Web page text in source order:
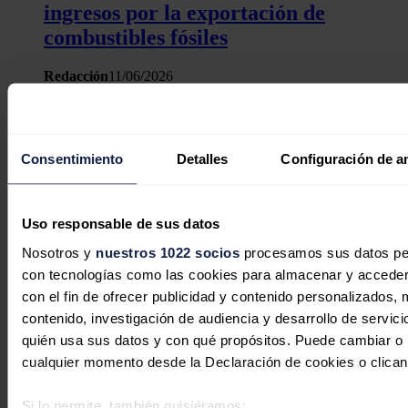
Consentimiento Detalles Configuración de
Uso responsable de sus datos
Nosotros y nuestros 1022 sociosprocesamos sus datos
con tecnologías como las cookies para almacenar y
con el fin de ofrecer publicidad y contenido personalizados,
contenido, investigación de audiencia y desarrollo de
quién usa sus datos y con qué propósitos. Puede cambiar
cualquier momento desde la Declaración de cookies o
Si lo permite, también quisiéramos:
ingresos por la exportación de
combustibles fósiles
Redacción11/06/2026